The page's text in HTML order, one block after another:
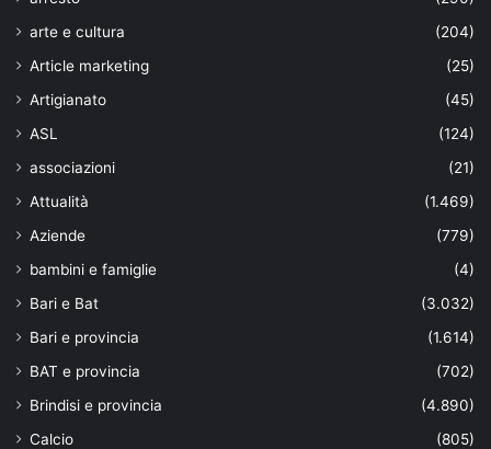
arte e cultura
(204)
Article marketing
(25)
Artigianato
(45)
ASL
(124)
associazioni
(21)
Attualità
(1.469)
Aziende
(779)
bambini e famiglie
(4)
Bari e Bat
(3.032)
Bari e provincia
(1.614)
BAT e provincia
(702)
Brindisi e provincia
(4.890)
Calcio
(805)